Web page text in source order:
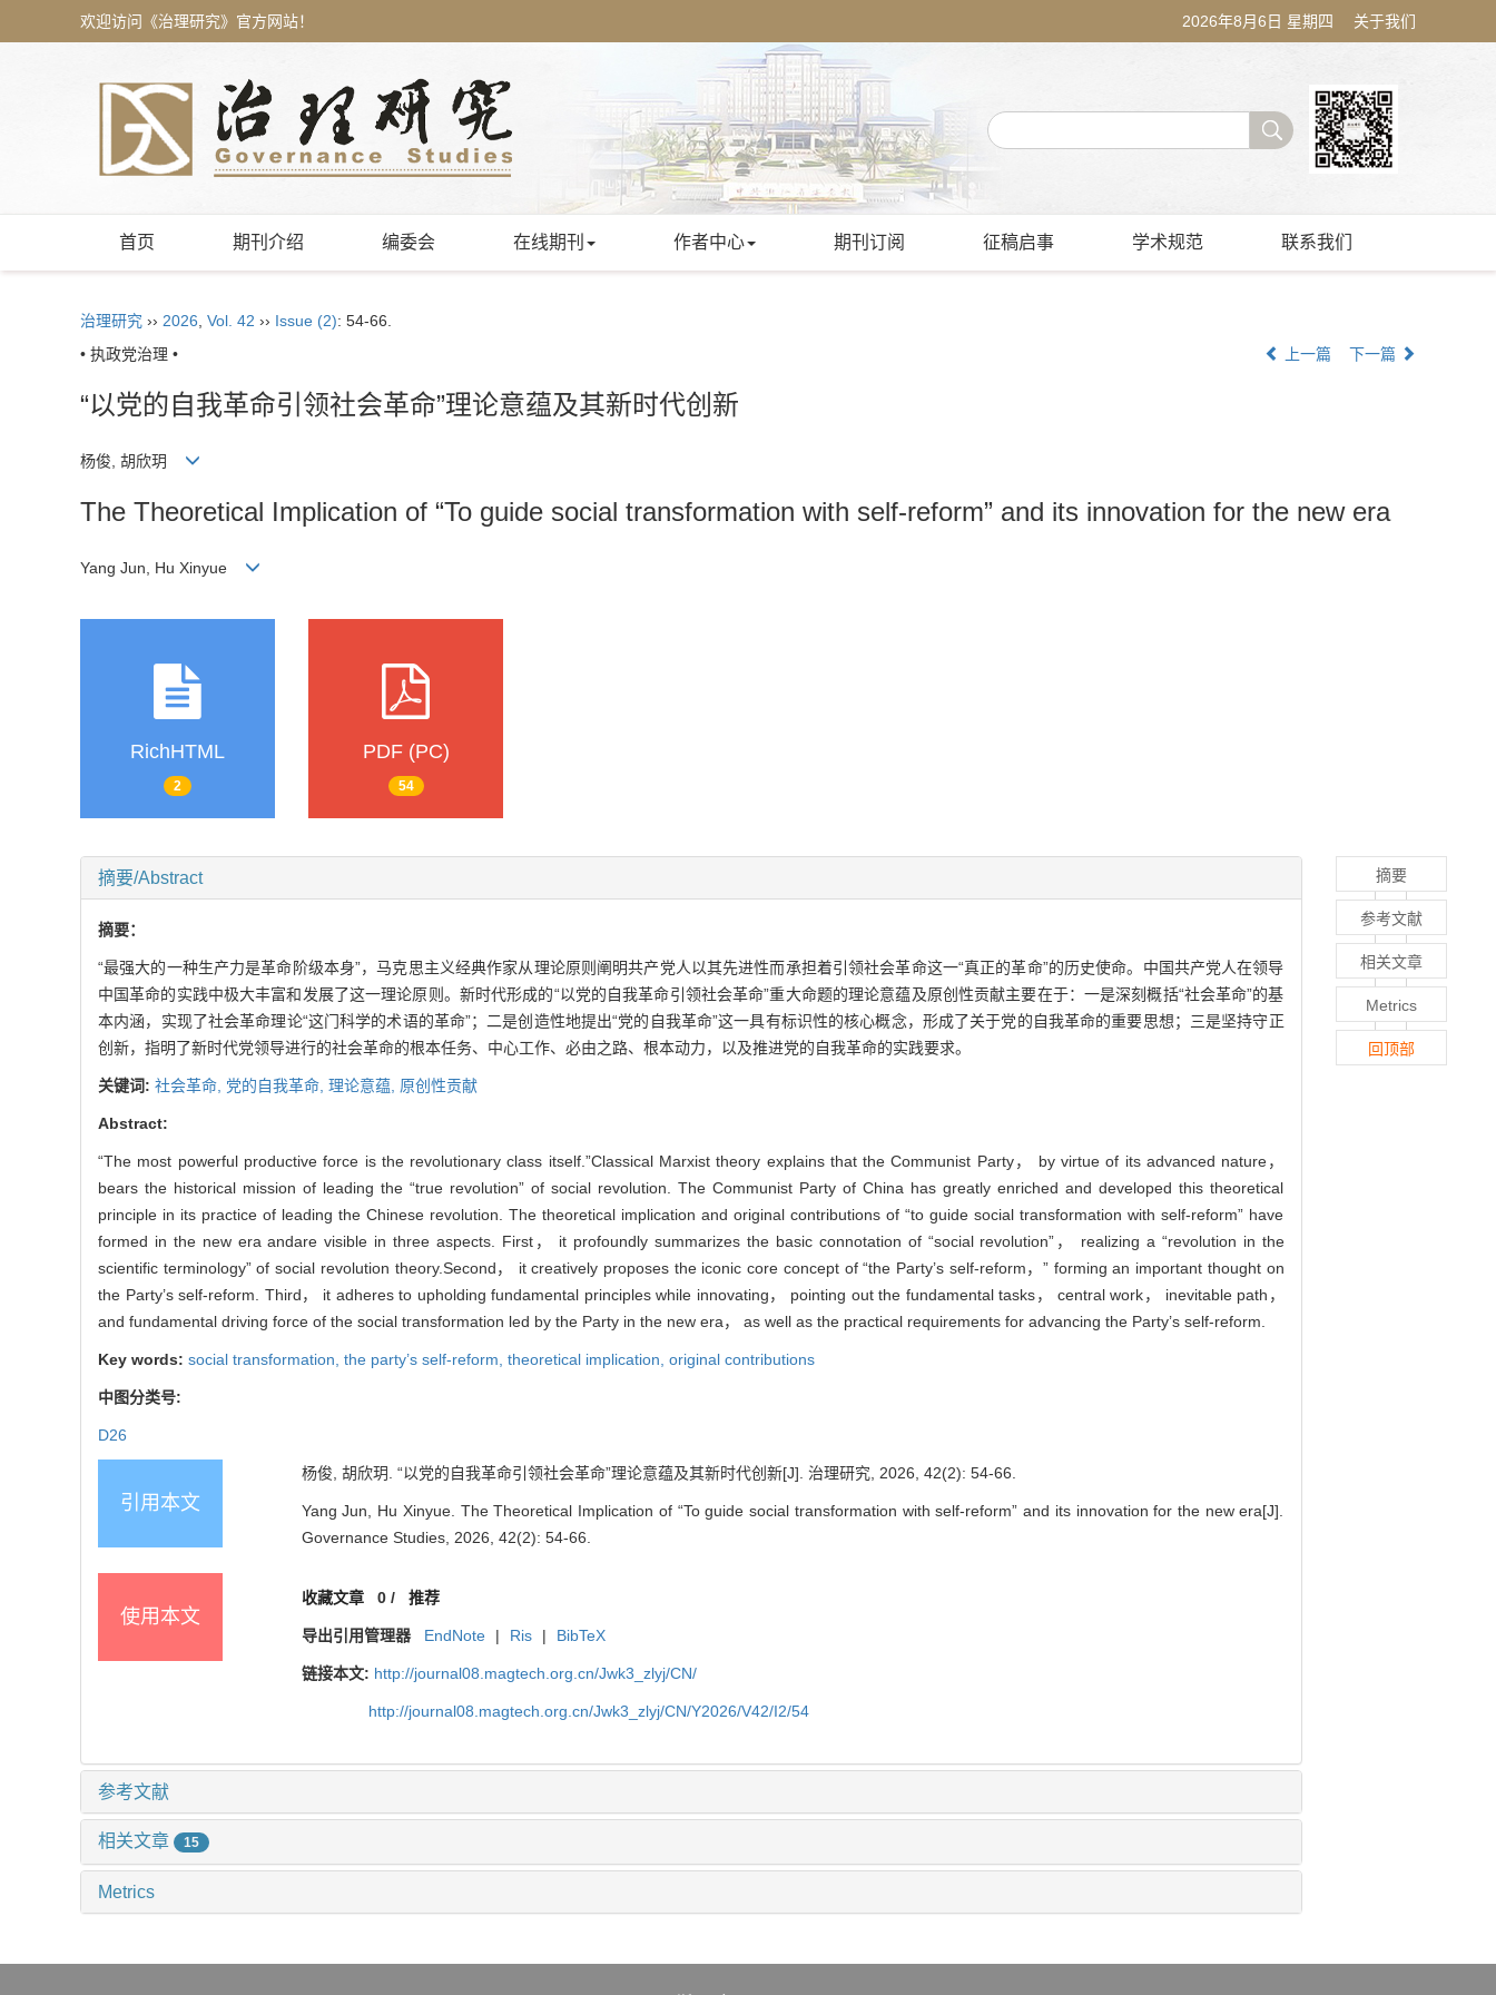
欢迎访问《治理研究》官方网站！ 2026年8月6日 星期四 关于我们
首页 期刊介绍 编委会 在线期刊 作者中心 期刊订阅 征稿启事 学术规范 联系我们
治理研究 ›› 2026 Vol. 42 ›› Issue (2): 54-66.
• 执政党治理 •
上一篇 下一篇
“以党的自我革命引领社会革命”理论意蕴及其新时代创新
杨俊, 胡欣玥
The Theoretical Implication of “To guide social transformation with self-reform” and its innovation for the new era
Yang Jun, Hu Xinyue
RichHTML
2
PDF (PC)
54
摘要/Abstract
摘要：
“最强大的一种生产力是革命阶级本身”，马克思主义经典作家从理论原则阐明共产党人以其先进性而承担着引领社会革命这一“真正的革命”的历史使命。中国共产党人在领导
中国革命的实践中极大丰富和发展了这一理论原则。新时代形成的“以党的自我革命引领社会革命”重大命题的理论意蕴及原创性贡献主要在于：一是深刻概括“社会革命”的基
本内涵，实现了社会革命理论“这门科学的术语的革命”；二是创造性地提出“党的自我革命”这一具有标识性的核心概念，形成了关于党的自我革命的重要思想；三是坚持守正
创新，指明了新时代党领导进行的社会革命的根本任务、中心工作、必由之路、根本动力，以及推进党的自我革命的实践要求。
关键词: 社会革命, 党的自我革命, 理论意蕴, 原创性贡献
Abstract:
“The most powerful productive force is the revolutionary class itself.”Classical Marxist theory explains that the Communist Party， by virtue of its advanced nature，
bears the historical mission of leading the “true revolution” of social revolution. The Communist Party of China has greatly enriched and developed this theoretical
principle in its practice of leading the Chinese revolution. The theoretical implication and original contributions of “to guide social transformation with self-reform” have
formed in the new era andare visible in three aspects. First， it profoundly summarizes the basic connotation of “social revolution”， realizing a “revolution in the
scientific terminology” of social revolution theory.Second， it creatively proposes the iconic core concept of “the Party’s self-reform，” forming an important thought on
the Party’s self-reform. Third， it adheres to upholding fundamental principles while innovating， pointing out the fundamental tasks， central work， inevitable path，
and fundamental driving force of the social transformation led by the Party in the new era， as well as the practical requirements for advancing the Party’s self-reform.
Key words: social transformation, the party’s self-reform, theoretical implication, original contributions
中图分类号:
D26
引用本文
杨俊, 胡欣玥. “以党的自我革命引领社会革命”理论意蕴及其新时代创新[J]. 治理研究, 2026, 42(2): 54-66.
Yang Jun, Hu Xinyue. The Theoretical Implication of “To guide social transformation with self-reform” and its innovation for the new era[J].
Governance Studies, 2026, 42(2): 54-66.
使用本文
收藏文章 0 /推荐
导出引用管理器 EndNote | Ris | BibTeX
链接本文: http://journal08.magtech.org.cn/Jwk3_zlyj/CN/
http://journal08.magtech.org.cn/Jwk3_zlyj/CN/Y2026/V42/I2/54
参考文献
相关文章 15
Metrics
摘要
参考文献
相关文章
Metrics
回顶部